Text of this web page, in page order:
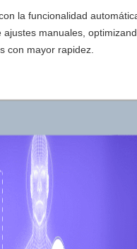
la funcionalidad
manuales,
con mayor rapidez.